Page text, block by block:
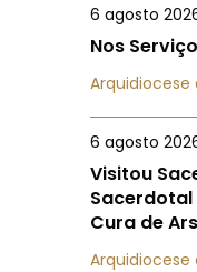
6 agosto
Nos
Arquidiocese
6 agosto
Visitou
Sacerdotal
Cura de
Arquidiocese